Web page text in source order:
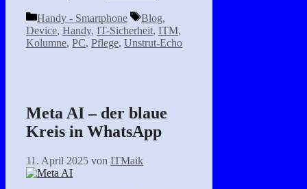
Kategorien
Handy - Smartphone Schlagwörter
Blog,
Device, Handy, IT-Sicherheit, ITM,
Kolumne, PC, Pflege, Unstrut-Echo
Meta AI – der blaue
Kreis in WhatsApp
11. April 2025 von ITMaik